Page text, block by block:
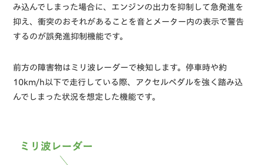
み込んでしまった場合に、エンジンの出力を抑制して急発進を
抑え、衝突のおそれがあることを音とメーター内の表示で警告
するのが誤発進抑制機能です。
前方の障害物はミリ波レーダーで検知します。停車時や約
10km/h以下で走行している際、アクセルペダルを強く踏み込
んでしまった状況を想定した機能です。